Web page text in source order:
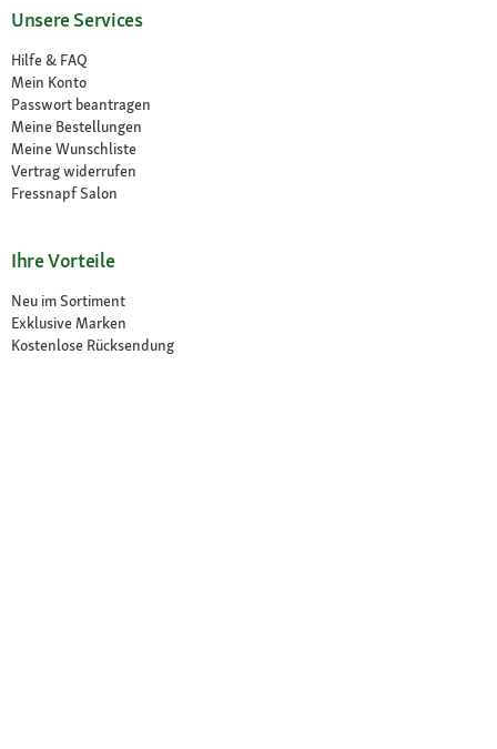
Unsere Services
Hilfe & FAQ
Mein Konto
Passwort beantragen
Meine Bestellungen
Meine Wunschliste
Vertrag widerrufen
Fressnapf Salon
Ihre Vorteile
Neu im Sortiment
Exklusive Marken
Kostenlose Rücksendung